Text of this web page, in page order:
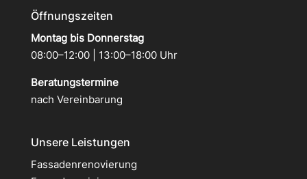
Öffnungszeiten
Montag bis Donnerstag
08:00–12:00 | 13:00–18:00 Uhr
Beratungstermine
nach Vereinbarung
Unsere Leistungen
Fassadenrenovierung